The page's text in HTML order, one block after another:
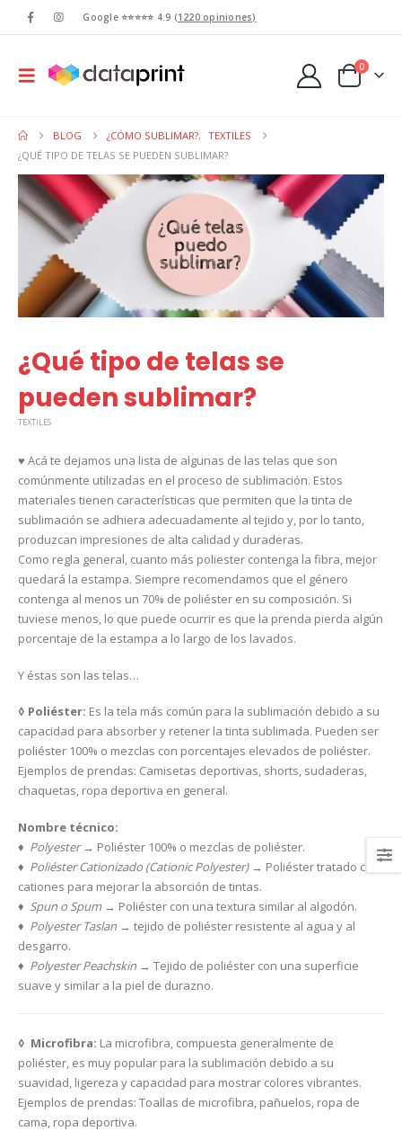
Google ⭐⭐⭐⭐⭐ 4.9 (1220 opiniones)
0
BLOG ¿CÓMO SUBLIMAR?,
TEXTILES
¿QUÉ TIPO DE TELAS SE PUEDEN SUBLIMAR?
¿Qué tipo de telas se
pueden sublimar?
TEXTILES
♥ Acá te dejamos una lista de algunas de las telas que son
comúnmente utilizadas en el proceso de sublimación. Estos
materiales tienen características que permiten que la tinta de
sublimación se adhiera adecuadamente al tejido y, por lo tanto,
produzcan impresiones de alta calidad y duraderas.
Como regla general, cuanto más poliester contenga la fibra, mejor
quedará la estampa. Siempre recomendamos que el género
contenga al menos un 70% de poliéster en su composición. Si
tuviese menos, lo que puede ocurrir es que la prenda pierda algún
porcentaje de la estampa a lo largo de los lavados.
Y éstas son las telas…
◊ Poliéster: Es la tela más común para la sublimación debido a su
capacidad para absorber y retener la tinta sublimada. Pueden ser
poliéster 100% o mezclas con porcentajes elevados de poliéster.
Ejemplos de prendas: Camisetas deportivas, shorts, sudaderas,
chaquetas, ropa deportiva en general.
Nombre técnico:
♦ Polyester→ Poliéster 100% o mezclas de poliéster.
♦ Poliéster Cationizado (Cationic Polyester)→ Poliéster tratado con
cationes para mejorar la absorción de tintas.
♦ Spun o Spum→ Poliéster con una textura similar al algodón.
♦ Polyester Taslan → tejido de poliéster resistente al agua y al
desgarro.
♦ Polyester Peachskin → Tejido de poliéster con una superficie
suave y similar a la piel de durazno.
◊ Microfibra: La microfibra, compuesta generalmente de
poliéster, es muy popular para la sublimación debido a su
suavidad, ligereza y capacidad para mostrar colores vibrantes.
Ejemplos de prendas: Toallas de microfibra, pañuelos, ropa de
cama, ropa deportiva.